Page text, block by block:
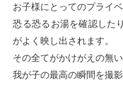
お子様にとってのプライ
恐る恐るお湯を確認した
がよく映し出されます。
その全てがかけがえの無
我が子の最高の瞬間を撮